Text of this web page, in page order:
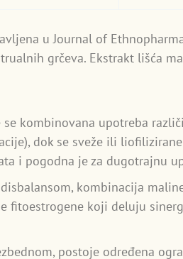
u Journal of
grčeva. Ekstrakt lišća
kombinovana upotreba
dok se sveže ili
i pogodna je za dugotrajnu
kombinacija
fitoestrogene koji deluju
postoje određena